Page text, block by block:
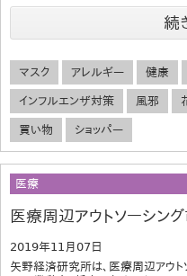
続
マスク アレルギー 健康
インフルエンザ対策 風邪
買い物 ショッパー
医療
医療周辺アウトソーシン
2019年11月07日
矢野経済研究所は、医療周辺アウト